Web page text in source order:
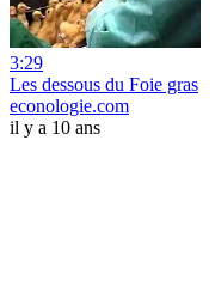
3:29
Les dessous du Foie gras
econologie.com
il y a 10 ans